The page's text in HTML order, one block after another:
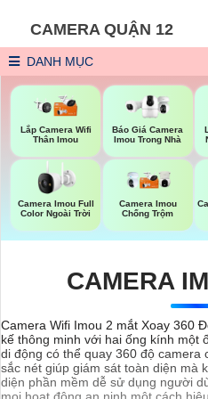
CAMERA QUẬN 12
DANH MỤC
Lắp Camera Wifi
Thân Imou
Báo Giá Camera
Imou Trong Nhà
Camera Imou Full
Color Ngoài Trời
Camera Imou
Chống Trộm
CAMERA
Camera Wifi Imou 2 mắt Xoay 360
kế thông minh với hai ống kính một
di động có thể quay 360 độ camera
sắc nét giúp giám sát toàn diện mà
diện phần mềm dễ sử dụng người